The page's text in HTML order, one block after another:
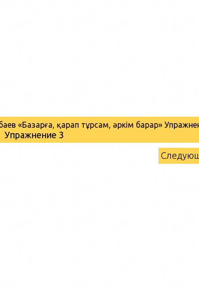
«Базарға, қарап тұрсам, әркім барар»
Упражнение 3